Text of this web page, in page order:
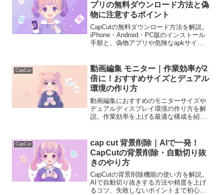
プリの無料ダウンロード方法と偽
物に注意するポイント
CapCutの無料ダウンロード方法を解説。
iPhone・Android・PC版のインストール
手順と、偽物アプリや危険なapkサイト
CapCut
動画編集 モニター｜作業効率が2
倍に！おすすめサイズとデュアル
環境の作り方
動画編集におすすめのモニターサイズや
デュアルディスプレイ環境の作り方を解
説。作業効率を上げる最適な構成を紹介
CapCut
cap cut 背景削除｜AIで一発！
CapCutの背景削除・自動切り抜
きのやり方
CapCutの背景削除機能の使い方を解説。
AIで自動切り抜きする方法や精度を上げ
るコツ、失敗しないポイントまで初心者